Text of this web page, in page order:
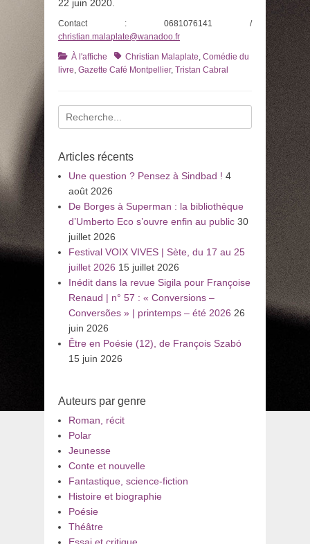
22 juin 2020.
Contact : 0681076141 /
christian.malaplate@wanadoo.fr
Catégories
À l'affiche TagsChristian Malaplate Comédie du
livre Gazette Café Montpellier, Tristan Cabral
Recherche
pour
Articles récents
Une question ? Pensez à Sindbad ! 4
août 2026
De Borges à Superman : la bibliothèque
d’Umberto Eco s’ouvre enfin au public 30
juillet 2026
Festival VOIX VIVES | Sète, du 17 au 25
juillet 2026 15 juillet 2026
Inédit dans la revue Sigila pour Françoise
Renaud | n° 57 : « Conversions –
Conversões » | printemps – été 2026 26
juin 2026
Être en Poésie (12), de François Szabó
15 juin 2026
Auteurs par genre
Roman, récit
Polar
Jeunesse
Conte et nouvelle
Fantastique, science-fiction
Histoire et biographie
Poésie
Théâtre
Essai et critique